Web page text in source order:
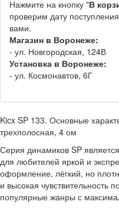
Нажмите на кнопку "В
проверим дату
вами.
Магазин в Воронеже:
- ул. Новгородская, 124В
Установка в Воронеже:
- ул. Космонавтов, 6Г
Kicx SP 133. Основные
трехполосная, 4 ом
Серия динамиков SP
для любителей яркой и
оформление, лёгкий, но
и высокая чувствительность
популярные жанры с